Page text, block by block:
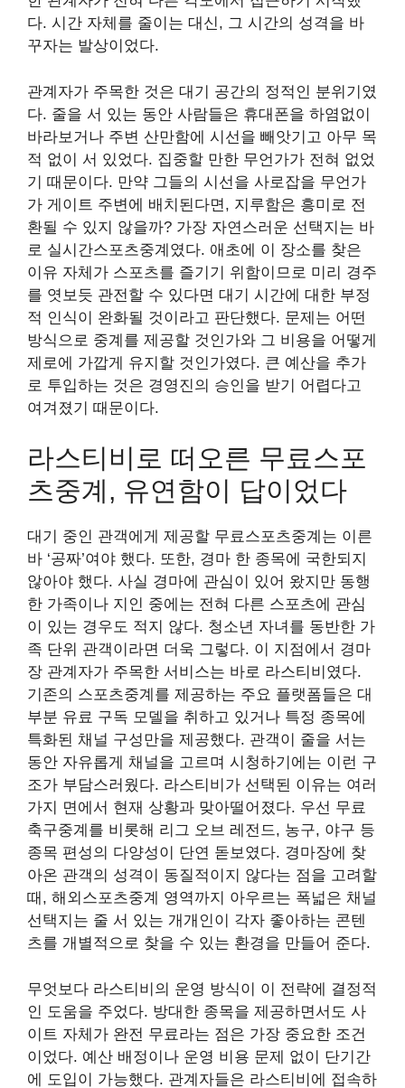
다. 시간 자체를 줄이는 대신, 그 시간의 성격을 바
꾸자는 발상이었다.
관계자가 주목한 것은 대기 공간의 정적인 분위기였
다. 줄을 서 있는 동안 사람들은 휴대폰을 하염없이
바라보거나 주변 산만함에 시선을 빼앗기고 아무 목
적 없이 서 있었다. 집중할 만한 무언가가 전혀 없었
기 때문이다. 만약 그들의 시선을 사로잡을 무언가
가 게이트 주변에 배치된다면, 지루함은 흥미로 전
환될 수 있지 않을까? 가장 자연스러운 선택지는 바
로 실시간스포츠중계였다. 애초에 이 장소를 찾은
이유 자체가 스포츠를 즐기기 위함이므로 미리 경주
를 엿보듯 관전할 수 있다면 대기 시간에 대한 부정
적 인식이 완화될 것이라고 판단했다. 문제는 어떤
방식으로 중계를 제공할 것인가와 그 비용을 어떻게
제로에 가깝게 유지할 것인가였다. 큰 예산을 추가
로 투입하는 것은 경영진의 승인을 받기 어렵다고
여겨졌기 때문이다.
라스티비로 떠오른 무료스포
츠중계, 유연함이 답이었다
대기 중인 관객에게 제공할 무료스포츠중계는 이른
바 ‘공짜’여야 했다. 또한, 경마 한 종목에 국한되지
않아야 했다. 사실 경마에 관심이 있어 왔지만 동행
한 가족이나 지인 중에는 전혀 다른 스포츠에 관심
이 있는 경우도 적지 않다. 청소년 자녀를 동반한 가
족 단위 관객이라면 더욱 그렇다. 이 지점에서 경마
장 관계자가 주목한 서비스는 바로 라스티비였다.
기존의 스포츠중계를 제공하는 주요 플랫폼들은 대
부분 유료 구독 모델을 취하고 있거나 특정 종목에
특화된 채널 구성만을 제공했다. 관객이 줄을 서는
동안 자유롭게 채널을 고르며 시청하기에는 이런 구
조가 부담스러웠다. 라스티비가 선택된 이유는 여러
가지 면에서 현재 상황과 맞아떨어졌다. 우선 무료
축구중계를 비롯해 리그 오브 레전드, 농구, 야구 등
종목 편성의 다양성이 단연 돋보였다. 경마장에 찾
아온 관객의 성격이 동질적이지 않다는 점을 고려할
때, 해외스포츠중계 영역까지 아우르는 폭넓은 채널
선택지는 줄 서 있는 개개인이 각자 좋아하는 콘텐
츠를 개별적으로 찾을 수 있는 환경을 만들어 준다.
무엇보다 라스티비의 운영 방식이 이 전략에 결정적
인 도움을 주었다. 방대한 종목을 제공하면서도 사
이트 자체가 완전 무료라는 점은 가장 중요한 조건
이었다. 예산 배정이나 운영 비용 문제 없이 단기간
에 도입이 가능했다. 관계자들은 라스티비에 접속하